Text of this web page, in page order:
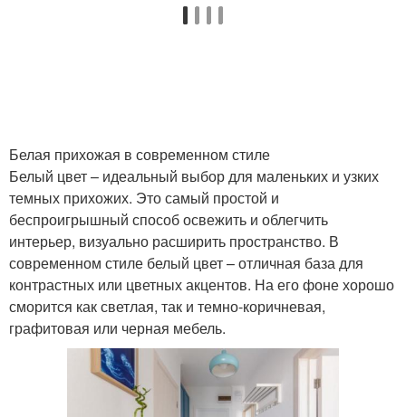
Белая прихожая в современном стиле
Белый цвет – идеальный выбор для маленьких и узких
темных прихожих. Это самый простой и
беспроигрышный способ освежить и облегчить
интерьер, визуально расширить пространство. В
современном стиле белый цвет – отличная база для
контрастных или цветных акцентов. На его фоне хорошо
сморится как светлая, так и темно-коричневая,
графитовая или черная мебель.